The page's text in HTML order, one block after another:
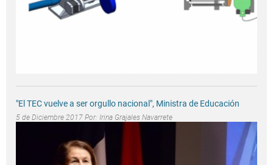
"El TEC vuelve a ser orgullo nacional", Ministra de Educación
5 de Diciembre 2017 Por: Irina Grajales Navarrete